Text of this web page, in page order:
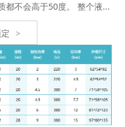
都不会高于50度。 整个液...
>